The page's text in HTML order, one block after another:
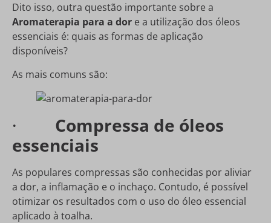
Dito isso, outra questão importante sobre a
Aromaterapia para a dor e a utilização dos óleos
essenciais é: quais as formas de aplicação
disponíveis?
As mais comuns são:
· Compressa de óleos
essenciais
As populares compressas são conhecidas por aliviar
a dor, a inflamação e o inchaço. Contudo, é possível
otimizar os resultados com o uso do óleo essencial
aplicado à toalha.